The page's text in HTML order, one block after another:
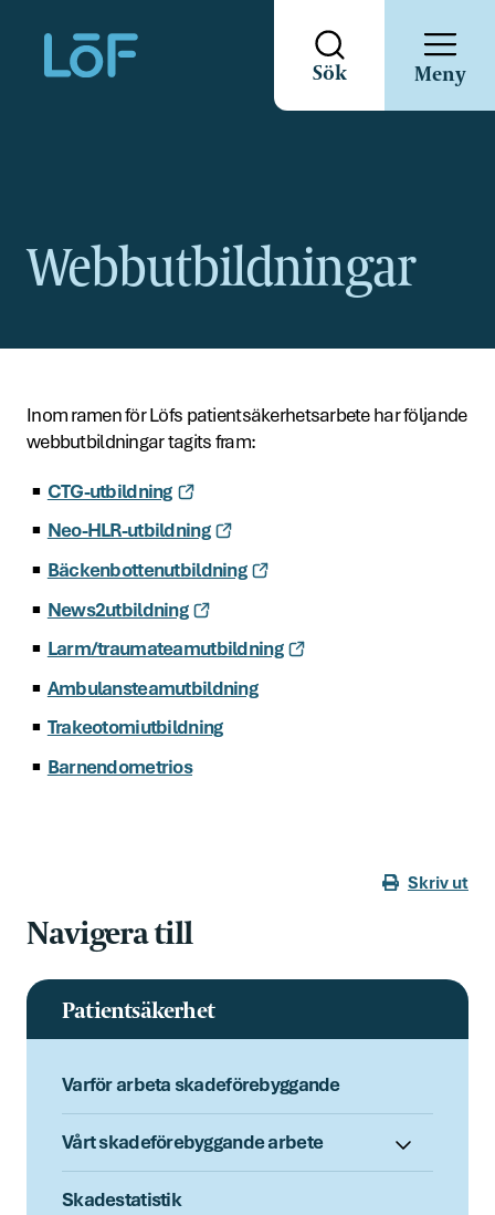
Direkt
till
Sök Meny
Webbutbildningar
Inom ramen för Löfs patientsäkerhetsarbete har följande
webbutbildningar tagits fram:
CTG-utbildning
Neo-HLR-utbildning
Bäckenbottenutbildning
News2utbildning
Larm/traumateamutbildning
Ambulansteamutbildning
Trakeotomiutbildning
Barnendometrios
Skriv ut
Navigera till
Patientsäkerhet
Varför arbeta skadeförebyggande
Vårt skadeförebyggande arbete
Skadestatistik